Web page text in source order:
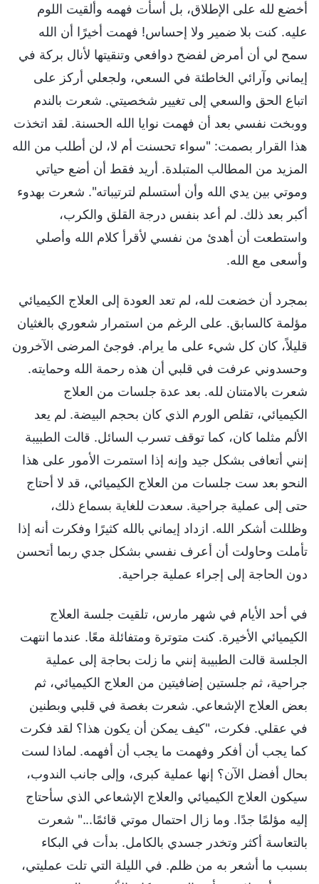
أخضع لله على الإطلاق، بل أسأت فهمه وألقيت اللوم
عليه. كنت بلا ضمير ولا إحساس! فهمت أخيرًا أن الله
سمح لي أن أمرض لفضح دوافعي وتنقيتها لأنال بركة في
إيماني وآرائي الخاطئة في السعي، ولجعلي أركز على
اتباع الحق والسعي إلى تغيير شخصيتي. شعرت بالندم
ووبخت نفسي بعد أن فهمت نوايا الله الحسنة. لقد اتخذت
هذا القرار بصمت: "سواء تحسنت أم لا، لن أطلب من الله
المزيد من المطالب المتبلدة. أريد فقط أن أضع حياتي
وموتي بين يدي الله وأن أستسلم لترتيباته". شعرت بهدوء
أكبر بعد ذلك. لم أعد بنفس درجة القلق والكرب،
واستطعت أن أهدئ من نفسي لأقرأ كلام الله وأصلي
وأسعى مع الله.
بمجرد أن خضعت لله، لم تعد العودة إلى العلاج الكيميائي
مؤلمة كالسابق. على الرغم من استمرار شعوري بالغثيان
قليلاً، كان كل شيء على ما يرام. فوجئ المرضى الآخرون
وحسدوني عرفت في قلبي أن هذه رحمة الله وحمايته.
شعرت بالامتنان لله. بعد عدة جلسات من العلاج
الكيميائي، تقلص الورم الذي كان بحجم البيضة. لم يعد
الألم مثلما كان، كما توقف تسرب السائل. قالت الطبيبة
إنني أتعافى بشكل جيد وإنه إذا استمرت الأمور على هذا
النحو بعد ست جلسات من العلاج الكيميائي، قد لا أحتاج
حتى إلى عملية جراحية. سعدت للغاية بسماع ذلك،
وظللت أشكر الله. ازداد إيماني بالله كثيرًا وفكرت أنه إذا
تأملت وحاولت أن أعرف نفسي بشكل جدي ربما أتحسن
دون الحاجة إلى إجراء عملية جراحية.
في أحد الأيام في شهر مارس، تلقيت جلسة العلاج
الكيميائي الأخيرة. كنت متوترة ومتفائلة معًا. عندما انتهت
الجلسة قالت الطبيبة إنني ما زلت بحاجة إلى عملية
جراحية، ثم جلستين إضافيتين من العلاج الكيميائي، ثم
بعض العلاج الإشعاعي. شعرت بغصة في قلبي وبطنين
في عقلي. فكرت، "كيف يمكن أن يكون هذا؟ لقد فكرت
كما يجب أن أفكر وفهمت ما يجب أن أفهمه. لماذا لست
بحال أفضل الآن؟ إنها عملية كبرى، وإلى جانب الندوب،
سيكون العلاج الكيميائي والعلاج الإشعاعي الذي سأحتاج
إليه مؤلمًا جدًا. وما زال احتمال موتي قائمًا..." شعرت
بالتعاسة أكثر وتخدر جسدي بالكامل. بدأت في البكاء
بسبب ما أشعر به من ظلم. في الليلة التي تلت عمليتي،